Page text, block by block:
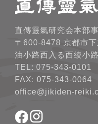
直傳靈氣研究会本部
〒600-8478 京都市
油小路西入る西綾小
TEL: 075-343-0101
FAX: 075-343-0064
office@jikiden-